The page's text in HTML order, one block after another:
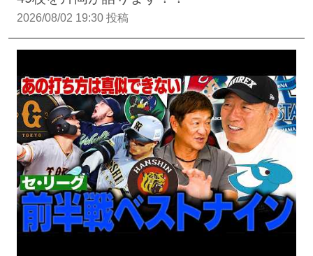
2026/08/02 19:30 投稿